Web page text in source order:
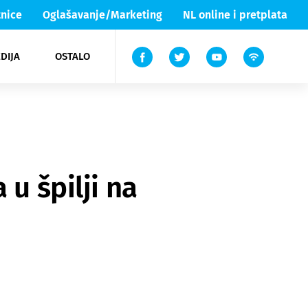
Oglašavanje/Marketing NL online i pretplata
OSTALO
Lika & Senj
TV
u špilji na